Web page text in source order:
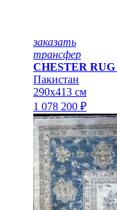
заказать
трансфер
CHESTER RUG
Пакистан
290x413 см
1 078 200 ₽